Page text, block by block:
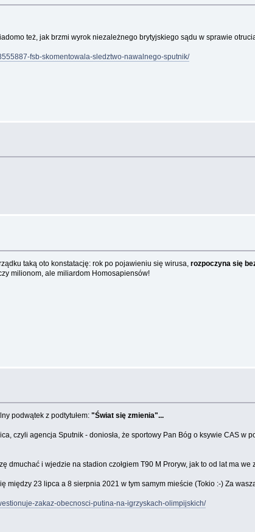
też, jak brzmi wyrok niezależnego brytyjskiego sądu w sprawie
fsb-skomentowala-sledztwo-nawalnego-sputnik/
taką oto konstatację: rok po pojawieniu się wirusa, rozpoczyna się
milionom, ale miliardom Homosapiensów!
podwątek z podtytułem: "Świat się zmienia"...
czyli agencja Sputnik - doniosła, że sportowy Pan Bóg o ksywie CAS w
dmuchać i wjedzie na stadion czołgiem T90 M Proryw, jak to od lat ma
między 23 lipca a 8 sierpnia 2021 w tym samym mieście (Tokio :-) Za
zakaz-obecnosci-putina-na-igrzyskach-olimpijskich/